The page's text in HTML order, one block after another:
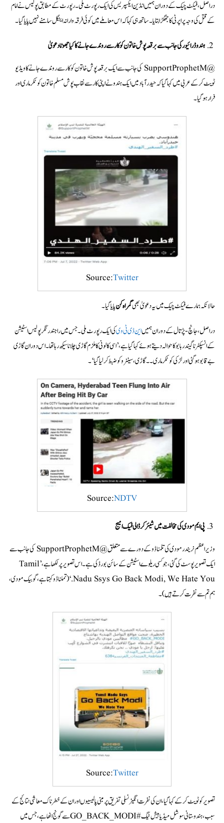
در اصل، فیکٹ چیک کے دوران ہمیں انڈین ایکسپریس کی ایک رپورٹ ملی۔ رپورٹ کے مطابق پولیس نے امام
کے قتل کی وجہ پراپرٹی کا جھگڑا بتایا۔ ساتھ ہی کہا کہ اس معاملے میں کوئی فرقہ وارانہ اینگل سامنے نہیں پایا گیا۔
ہندوڈرائیور کی جانب سے برقعہ پوش خاتون کو کار سے روندے جانے کا کیا جھوٹا دعویٰ
@SupportProphetM کی جانب سے ایک برقعہ پوش خاتون کو کار سے روندے جانے کا ویڈیو
ٹویٹ کرکے عربی میں کہا گیا کہ حیدرآباد میں ایک ہندو نے اپنی کار سے نقاب پوش مسلم خاتون کو ٹکر ماری اور
فرار ہو گیا۔
Source:Twitter
حالانکہ ہمارے فیکٹ چیک میں یہ دعویٰ بھیگمراہ کنپایا گیا۔
دراصل، جانچ-پڑتال کے دوران ہمیںاین ڈی ٹی ویکی ایک رپورٹ ملی۔ جس میں راجندر نگر پولیس اسٹیشن
کے انسپکٹر ناگیندر بابو کا حوالہ دیتے ہوئے کہا گیا ہے، ’اسی کالونی کا ملزم گاڑی چلانا سیکھ رہا تھا۔ اس دوران گاڑی
بے قابو ہوگئی اور لڑکی کو ٹکر ماری۔ ۔ گاڑی، سینٹرو کو ضبط کرلیا گیا‘۔
Source:NDTV
پی ایم مودی کی مخالفت میں شیئر کر ڈالی فیک امیج
وزیراعظم نریندر مودی کی تلمناڈو کے دورے سے متعلق @SupportProphetM کی جانب سے
ایک تصویر پوسٹ کی گئی، جو کسی ریلوے اسٹیشن کے سائن بورڈ کی ہے۔اس تصویر پر لکھا ہے،’Tamil
Nadu Ssys Go Back Modi, We Hate You.‘(تملناڈو کہتا ہے، گوبیک مودی،
ہم تم سے نفرت کرتے ہیں)۔
Source:Twitter
تصویر کو ٹویٹ کرکے کہا گیا، ان کی نفرت انگیز نسلی تفریق پر مبنی پالیسیوں اور ان کے خطرناک معاشی نتائج کے
سبب، ہندوستانی سوشل میڈیا ہیش ٹیگ #GO_BACK_MODIسے گونج اٹھا ہے، جس میں